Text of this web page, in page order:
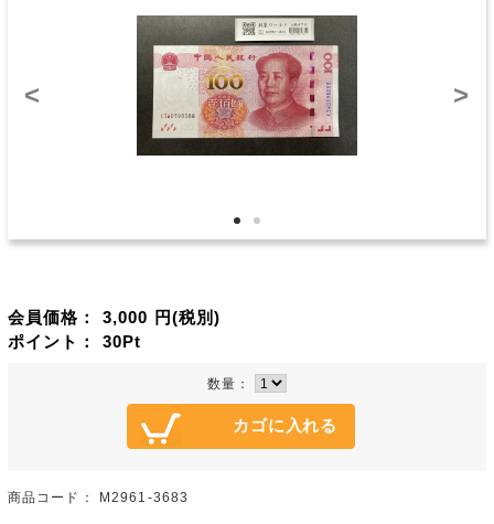
< >
会員価格： 3,000 円(税別)
ポイント： 30Pt
数量：
商品コード： M2961-3683